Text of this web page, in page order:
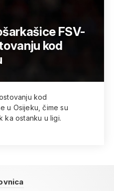
FSV-
kod
kod
u Osijeku, čime su
ka ostanku u ligi.